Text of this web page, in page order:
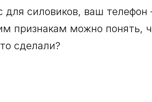
для силовиков, ваш
признакам можно понять,
сделали?